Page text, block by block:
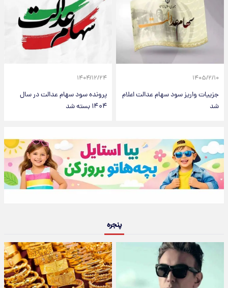
۱۴۰۵/۲/۱۰
جزییات واریز سود سهام عدالت اعلام
شد
۱۴۰۴/۱۲/۲۴
پرونده سود سهام عدالت در سال
۱۴۰۴ بسته شد
پنجره